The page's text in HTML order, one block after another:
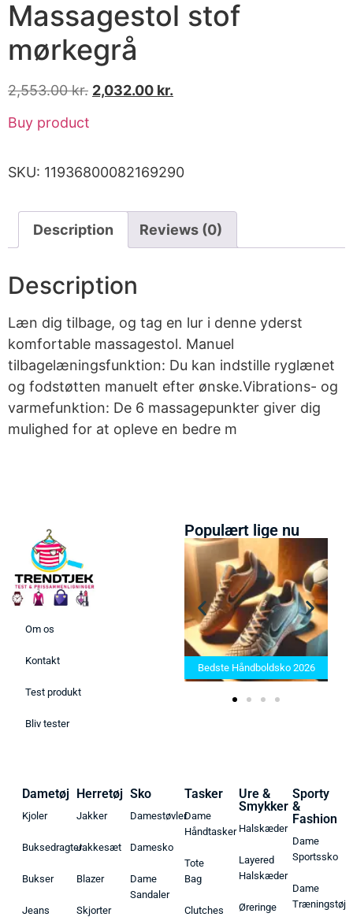
Massagestol stof
mørkegrå
2,553.00kr. 2,032.00 kr.
Buy product
SKU: 11936800082169290
Description Reviews (0)
Description
Læn dig tilbage, og tag en lur i denne yderst
komfortable massagestol. Manuel
tilbagelæningsfunktion: Du kan indstille ryglænet
og fodstøtten manuelt efter ønske.Vibrations- og
varmefunktion: De 6 massagepunkter giver dig
mulighed for at opleve en bedre m
Om os
Kontakt
Test produkt
Bliv tester
Populært lige nu
Bedste Saunatæppe 2025 –
Find de bedste produkter her!
Bedste Håndboldsko 2026
Dametøj
Kjoler
Buksedragter
Bukser
Jeans
Herretøj
Jakker
Jakkesæt
Blazer
Skjorter
Sko
Damestøvler
Damesko
Dame
Sandaler
Tasker
Dame
Håndtasker
Tote
Bag
Clutches
Ure &
Smykker
Halskæder
Layered
Halskæder
Øreringe
Sporty
&
Fashion
Dame
Sportssko
Dame
Træningstøj